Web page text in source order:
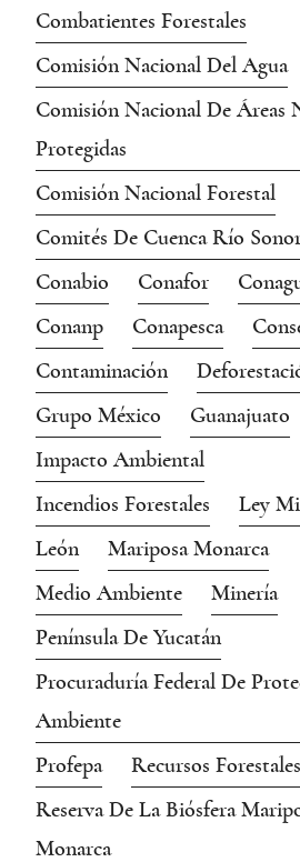
Combatientes Forestales
Comisión Nacional Del Agua
Comisión Nacional De Áreas
Protegidas
Comisión Nacional Forestal
Comités De Cuenca Río
Conabio
Conafor
Conanp
Conapesca
Contaminación
Grupo México
Guanajuato
Impacto Ambiental
Incendios Forestales
Ley
León
Mariposa Monarca
Medio Ambiente
Minería
Península De Yucatán
Procuraduría Federal De
Ambiente
Profepa
Recursos Forestales
Reserva De La Biósfera
Monarca